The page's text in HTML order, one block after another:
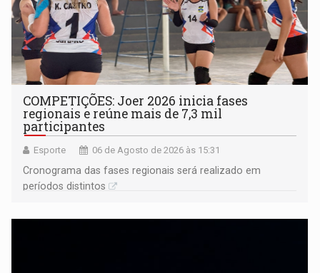
COMPETIÇÕES: Joer 2026 inicia fases
regionais e reúne mais de 7,3 mil
participantes
Esporte 06 de Agosto de 2026 às 15:31
Cronograma das fases regionais será realizado em
períodos distintos